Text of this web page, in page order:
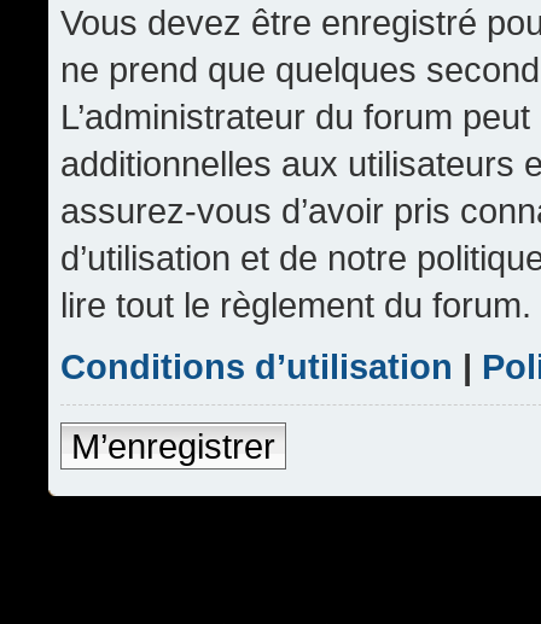
Vous devez être enregistré
ne prend que quelques
L’administrateur du forum
additionnelles aux utilisateurs
assurez-vous d’avoir pris
d’utilisation et de notre
lire tout le règlement du forum.
Conditions d’utilisation |
M’enregistrer